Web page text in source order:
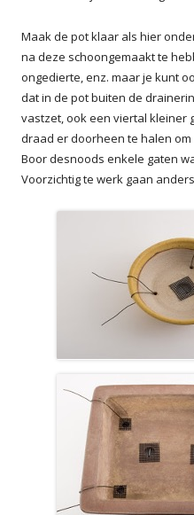
Maak de pot klaar als hier
na deze schoongemaakt te
ongedierte, enz. maar je kunt
dat in de pot buiten de
vastzet, ook een viertal kleiner
draad er doorheen te halen
Boor desnoods enkele gaten
Voorzichtig te werk gaan